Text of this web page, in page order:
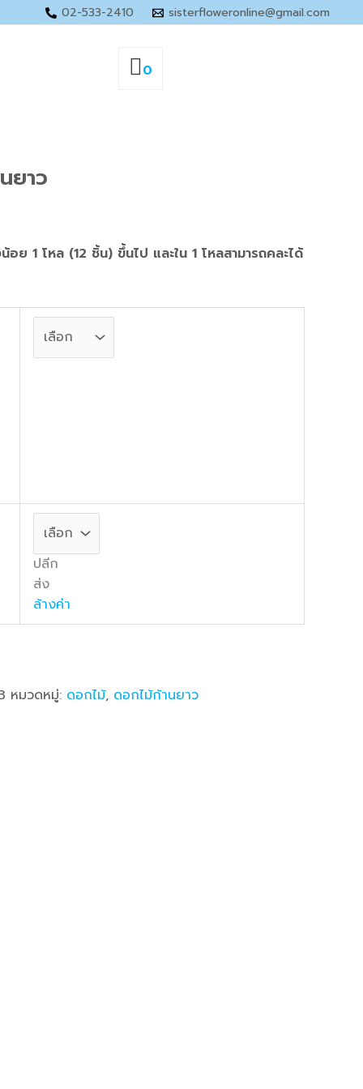
02-533-2410 sisterfloweronline@gmail.com
0
ยาว
อย 1 โหล (12 ชิ้น) ขึ้นไป และใน 1 โหลสามารถคละได้
ปลีก
ส่ง
ล้างค่า
หมวดหมู่: ดอกไม้, ดอกไม้ก้านยาว